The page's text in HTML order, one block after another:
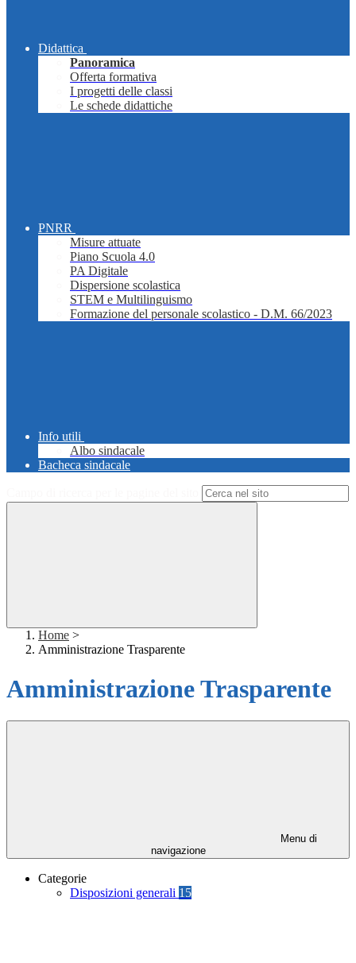
Didattica
Panoramica
Offerta formativa
I progetti delle classi
Le schede didattiche
PNRR
Misure attuate
Piano Scuola 4.0
PA Digitale
Dispersione scolastica
STEM e Multilinguismo
Formazione del personale scolastico - D.M. 66/2023
Info utili
Albo sindacale
Bacheca sindacale
Home >
Amministrazione Trasparente
Amministrazione Trasparente
Menu di
navigazione
Categorie
Disposizioni generali 15